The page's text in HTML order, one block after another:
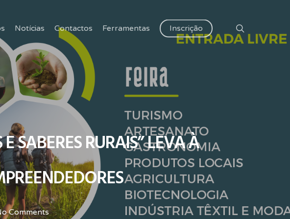
Notícias Contactos Ferramentas Inscrição
SABERES RURAIS” LEVA À
Comments